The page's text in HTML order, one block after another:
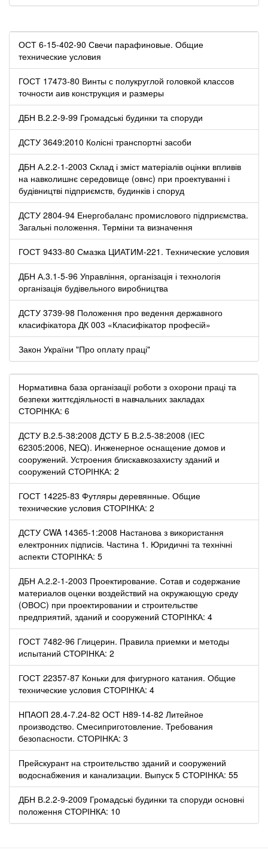
ОСТ 6-15-402-90 Свечи парафиновые. Общие
технические условия
ГОСТ 17473-80 Винты с полукруглой головкой классов
точности аив конструкция и размеры
ДБН В.2.2-9-99 Громадські будинки та споруди
ДСТУ 3649:2010 Колісні транспортні засоби
ДБН А.2.2-1-2003 Склад і зміст матеріалів оцінки впливів
на навколишнє середовище (овнс) при проектуванні і
будівництві підприємств, будинків і споруд
ДСТУ 2804-94 Енергобаланс промислового підприємства.
Загальні положення. Терміни та визначення
ГОСТ 9433-80 Смазка ЦИАТИМ-221. Технические условия
ДБН А.3.1-5-96 Управління, організація і технологія
організація будівельного виробництва
ДСТУ 3739-98 Положення про ведення державного
класифікатора ДК 003 «Класифікатор професій»
Закон України "Про оплату праці"
Нормативна база організації роботи з охорони праці та
безпеки життєдіяльності в навчальних закладах
СТОРІНКА: 6
ДСТУ В.2.5-38:2008 ДСТУ Б В.2.5-38:2008 (ІЕС
62305:2006, NЕQ). Инженерное оснащение домов и
сооружений. Устроения блискавкозахисту зданий и
сооружений СТОРІНКА: 2
ГОСТ 14225-83 Футляры деревянные. Общие
технические условия СТОРІНКА: 2
ДСТУ CWA 14365-1:2008 Настанова з використання
електронних підписів. Частина 1. Юридичні та технічні
аспекти СТОРІНКА: 5
ДБН А.2.2-1-2003 Проектирование. Сотав и содержание
материалов оценки воздействий на окружающую среду
(ОВОС) при проектировании и строительстве
предприятий, зданий и сооружений СТОРІНКА: 4
ГОСТ 7482-96 Глицерин. Правила приемки и методы
испытаний СТОРІНКА: 2
ГОСТ 22357-87 Коньки для фигурного катания. Общие
технические условия СТОРІНКА: 4
НПАОП 28.4-7.24-82 ОСТ Н89-14-82 Литейное
производство. Смесиприготовление. Требования
безопасности. СТОРІНКА: 3
Прейскурант на строительство зданий и сооружений
водоснабжения и канализации. Выпуск 5 СТОРІНКА: 55
ДБН В.2.2-9-2009 Громадські будинки та споруди основні
положення СТОРІНКА: 10